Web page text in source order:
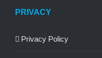
PRIVACY
Privacy Policy